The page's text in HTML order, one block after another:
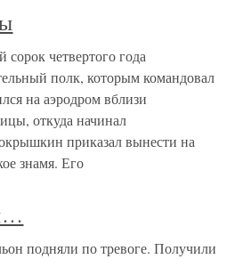
четвертого года
полк, которым командовал
на аэродром вблизи
откуда начинал
приказал вынести на
знамя. Его
подняли по тревоге. Получили